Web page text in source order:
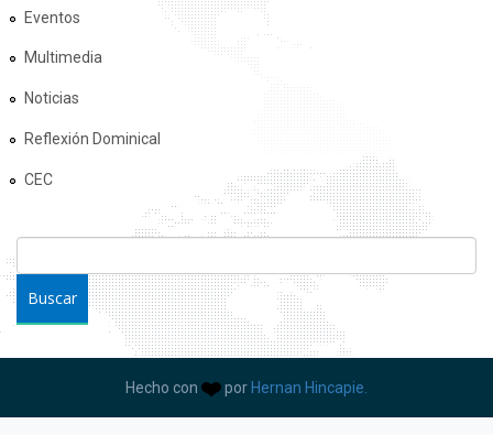
Eventos
Multimedia
Noticias
Reflexión Dominical
CEC
FORMULARIO DE BÚSQUEDA
Hecho con por Hernan Hincapie.